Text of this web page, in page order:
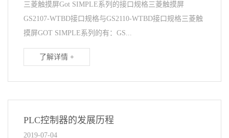
三菱触摸屏Got SIMPLE系列的接口规格三菱触摸屏
GS2107-WTBD接口规格与GS2110-WTBD接口规格三菱触
摸屏GOT SIMPLE系列的有：GS...
了解详情 +
PLC控制器的发展历程
2019-07-04